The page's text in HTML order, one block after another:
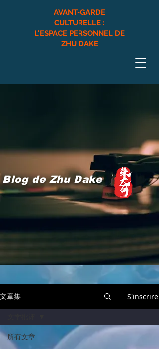
AVANT-GARDE
CULTURELLE :
L'ESPACE PERSONNEL DE
ZHU DAKE
​Blog de Zhu Dake
文章集 S'inscrire
所有文章